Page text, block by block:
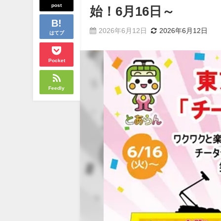
post
はてブ
Pocket
Feedly
始！6月16日～
2026年6月12日 2026年6月12日